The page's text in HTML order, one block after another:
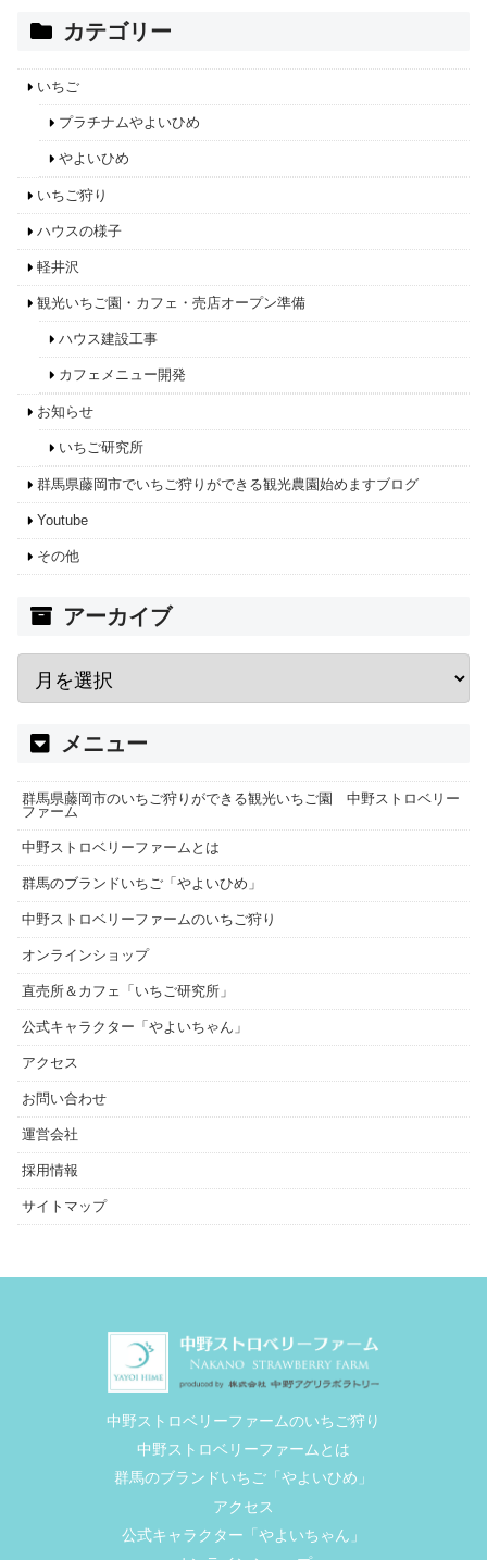
カテゴリー
いちご
プラチナムやよいひめ
やよいひめ
いちご狩り
ハウスの様子
軽井沢
観光いちご園・カフェ・売店オープン準備
ハウス建設工事
カフェメニュー開発
お知らせ
いちご研究所
群馬県藤岡市でいちご狩りができる観光農園始めますブログ
Youtube
その他
アーカイブ
メニュー
群馬県藤岡市のいちご狩りができる観光いちご園 中野ストロベリー
ファーム
中野ストロベリーファームとは
群馬のブランドいちご「やよいひめ」
中野ストロベリーファームのいちご狩り
オンラインショップ
直売所＆カフェ「いちご研究所」
公式キャラクター「やよいちゃん」
アクセス
お問い合わせ
運営会社
採用情報
サイトマップ
中野ストロベリーファームのいちご狩り
中野ストロベリーファームとは
群馬のブランドいちご「やよいひめ」
アクセス
公式キャラクター「やよいちゃん」